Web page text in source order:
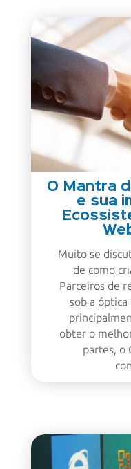
O Mantra
e sua
Muito se
de como
Parceiros de
sob a
obter o
partes, o